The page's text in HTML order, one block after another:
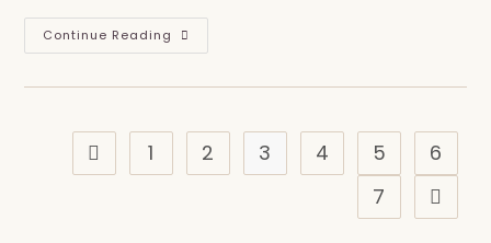
Continue Reading Instanțe
Ale
Conform
Berne
Go to the previous page
1 2 3 4 5
6
7
Go to